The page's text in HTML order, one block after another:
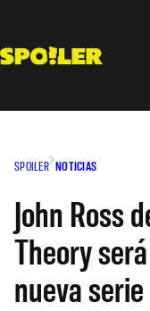
contenido
SPOILER NOTICIAS
John Ross
Theory
nueva